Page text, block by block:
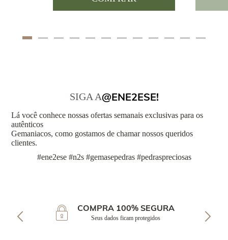
SIGA A@ENE2ESE!
Lá você conhece nossas ofertas semanais exclusivas para os
autênticos
Gemaniacos, como gostamos de chamar nossos queridos
clientes.
#ene2ese #n2s #gemasepedras #pedraspreciosas
COMPRA 100% SEGURA
Seus dados ficam protegidos